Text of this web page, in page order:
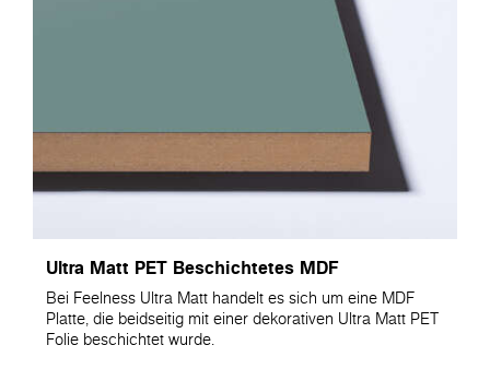
Ultra Matt PET Beschichtetes MDF
Bei Feelness Ultra Matt handelt es sich um eine MDF
Platte, die beidseitig mit einer dekorativen Ultra Matt PET
Folie beschichtet wurde.